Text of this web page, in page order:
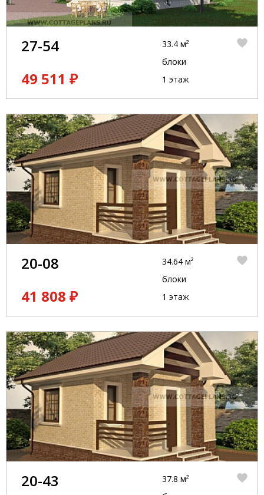
27-54
49 511 ₽
33.4 м²
блоки
1 этаж
20-08
41 808 ₽
34.64 м²
блоки
1 этаж
20-43
37.8 м²